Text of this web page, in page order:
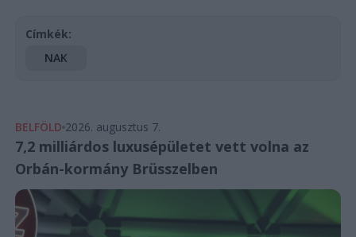
Címkék:
NAK
BELFÖLD 2026. augusztus 7.
7,2 milliárdos luxusépületet vett volna az
Orbán-kormány Brüsszelben